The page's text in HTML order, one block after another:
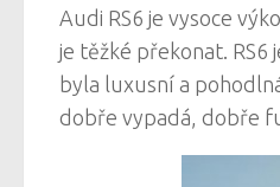
Audi RS6 je vysoce
je těžké překonat. RS6
byla luxusní a
dobře vypadá, dobře